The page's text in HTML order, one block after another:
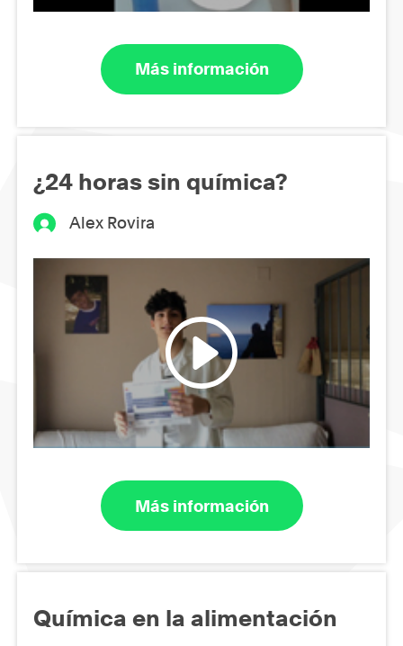
Más información
¿24 horas sin química?
Alex Rovira
Más información
Química en la alimentación